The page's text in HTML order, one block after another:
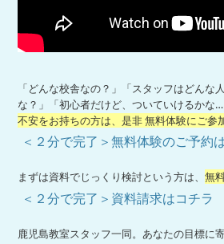
「どんな校舎なの？」「スタッフはどんな
な？」「初心者だけど、ついていけるかな
不安をお持ちの方は、是非 無料体験にご参
＜２分で完了＞無料体験のご予約
まずは資料でじっくり検討という方は、無
＜２分で完了＞資料請求はコチラ
鹿児島教室スタッフ一同。あなたの目標に